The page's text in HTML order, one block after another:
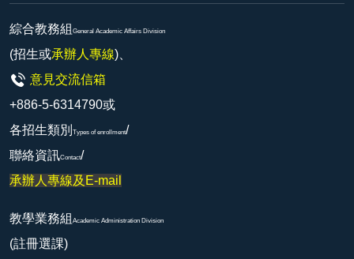
綜合教務組 General Academic Affairs Division
(招生或承辦人專線)、
意見交流信箱
+886-5-6314790或
各招生類別 Types of enrollment/
聯絡資訊Contact/
承辦人專線及E-mail
教學業務組 Academic Administration Division
(註冊選課)